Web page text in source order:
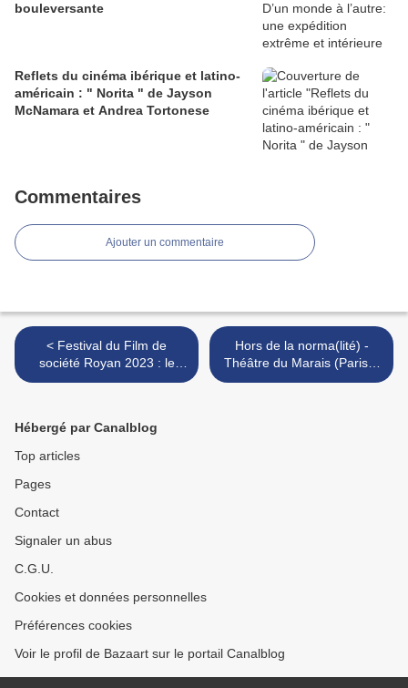
bouleversante
Reflets du cinéma ibérique et latino-
américain : " Norita " de Jayson
McNamara et Andrea Tortonese
Commentaires
Ajouter un commentaire
< Festival du Film de
société Royan 2023 : le
palmarès
Hors de la norma(lité) -
Théâtre du Marais (Paris) :
notre rencontre avec
Hébergé par Canalblog
Top articles
Pages
Contact
Signaler un abus
C.G.U.
Cookies et données personnelles
Préférences cookies
Voir le profil de Bazaart sur le portail Canalblog